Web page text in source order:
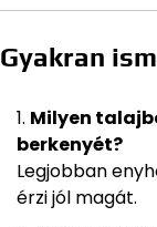
Gyakran
Milyen
berkenyét?
Legjobban
érzi jól magát.